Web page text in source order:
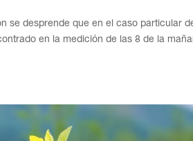
se desprende que en el caso particular
en la medición de las 8 de la